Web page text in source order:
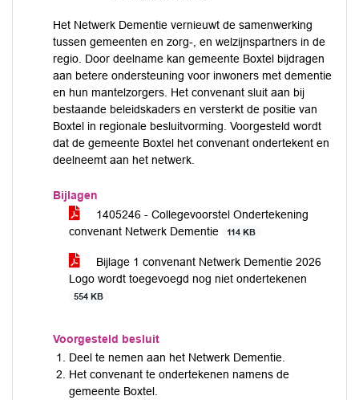
Het Netwerk Dementie vernieuwt de samenwerking
tussen gemeenten en zorg-, en welzijnspartners in de
regio. Door deelname kan gemeente Boxtel bijdragen
aan betere ondersteuning voor inwoners met dementie
en hun mantelzorgers. Het convenant sluit aan bij
bestaande beleidskaders en versterkt de positie van
Boxtel in regionale besluitvorming. Voorgesteld wordt
dat de gemeente Boxtel het convenant ondertekent en
deelneemt aan het netwerk.
Bijlagen
1405246 - Collegevoorstel Ondertekening
convenant Netwerk Dementie
114 KB
Bijlage 1 convenant Netwerk Dementie 2026
Logo wordt toegevoegd nog niet ondertekenen
554 KB
Voorgesteld besluit
Deel te nemen aan het Netwerk Dementie.
Het convenant te ondertekenen namens de
gemeente Boxtel.